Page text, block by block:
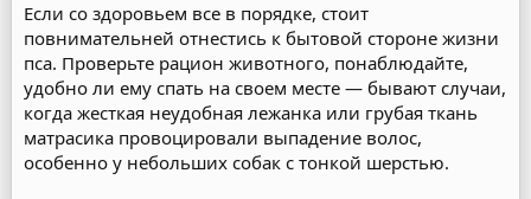
Если со здоровьем все в порядке, стоит
повнимательней отнестись к бытовой стороне жизни
пса. Проверьте рацион животного, понаблюдайте,
удобно ли ему спать на своем месте — бывают случаи,
когда жесткая неудобная лежанка или грубая ткань
матрасика провоцировали выпадение волос,
особенно у небольших собак с тонкой шерстью.